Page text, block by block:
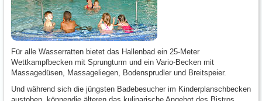
Für alle Wasserratten bietet das Hallenbad ein 25-Meter
Wettkampfbecken mit Sprungturm und ein Vario-Becken mit
Massagedüsen, Massageliegen, Bodensprudler und Breitspeier.
Und während sich die jüngsten Badebesucher im Kinderplanschbecken